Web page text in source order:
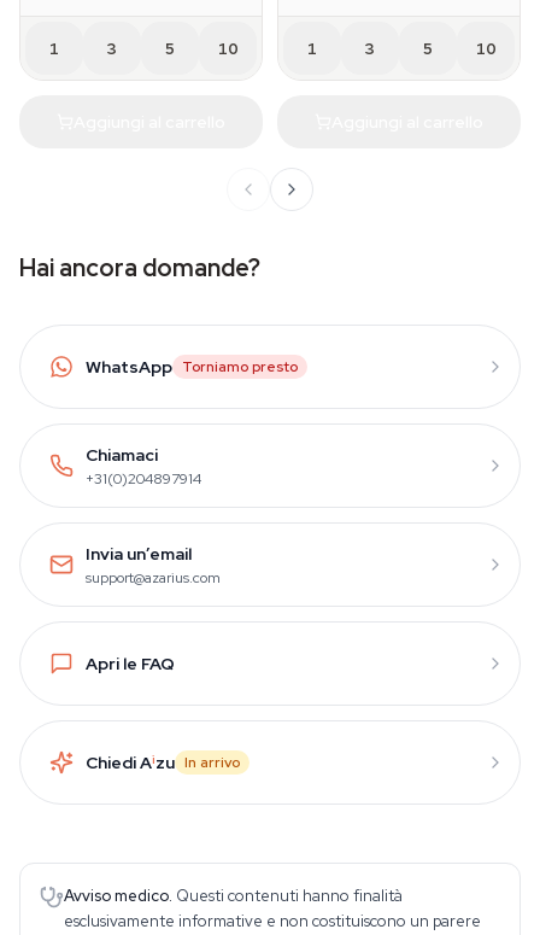
1 3 5 10 1 3 5 10
Hai ancora domande?
WhatsApp Torniamo presto
Chiamaci
+31(0)204897914
Invia un’email
support@azarius.com
Apri le FAQ
Chiedi Aizu In arrivo
Avviso medico. Questi contenuti hanno finalità
esclusivamente informative e non costituiscono un parere